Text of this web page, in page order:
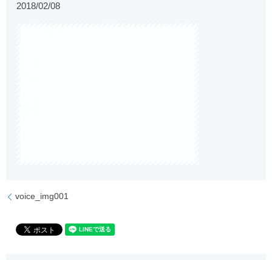
2018/02/08
voice_img001